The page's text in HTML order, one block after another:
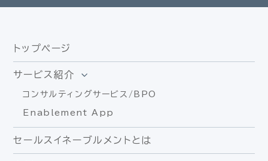
トップページ
サービス紹介
コンサルティングサービス/BPO
Enablement App
セールスイネーブルメントとは